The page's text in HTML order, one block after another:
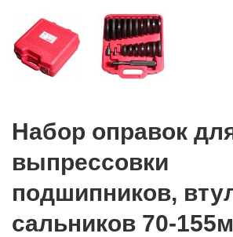
Набор оправок
выпрессовки
подшипников,
сальников 70-